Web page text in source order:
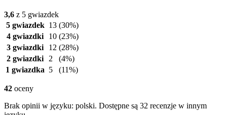
3,6 z 5 gwiazdek
5 gwiazdek 13 (30%)
4 gwiazdki
10 (23%)
3 gwiazdki
12 (28%)
2 gwiazdki
2
(4%)
1 gwiazdka 5 (11%)
42 oceny
Brak opinii w języku: polski. Dostępne są 32 recenzje w innym